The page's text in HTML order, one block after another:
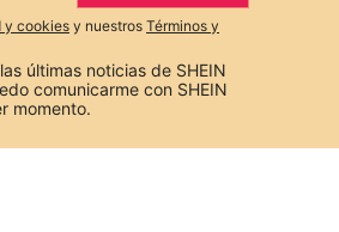
y cookiesy nuestros Términos y
últimas noticias de SHEIN
comunicarme con SHEIN
momento.